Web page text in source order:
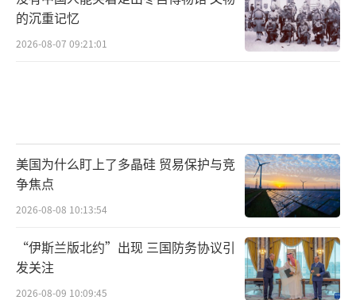
的沉重记忆
2026-08-07 09:21:01
美国为什么盯上了多晶硅 贸易保护与竞
争焦点
2026-08-08 10:13:54
“伊斯兰版北约”出现 三国防务协议引
发关注
2026-08-09 10:09:45